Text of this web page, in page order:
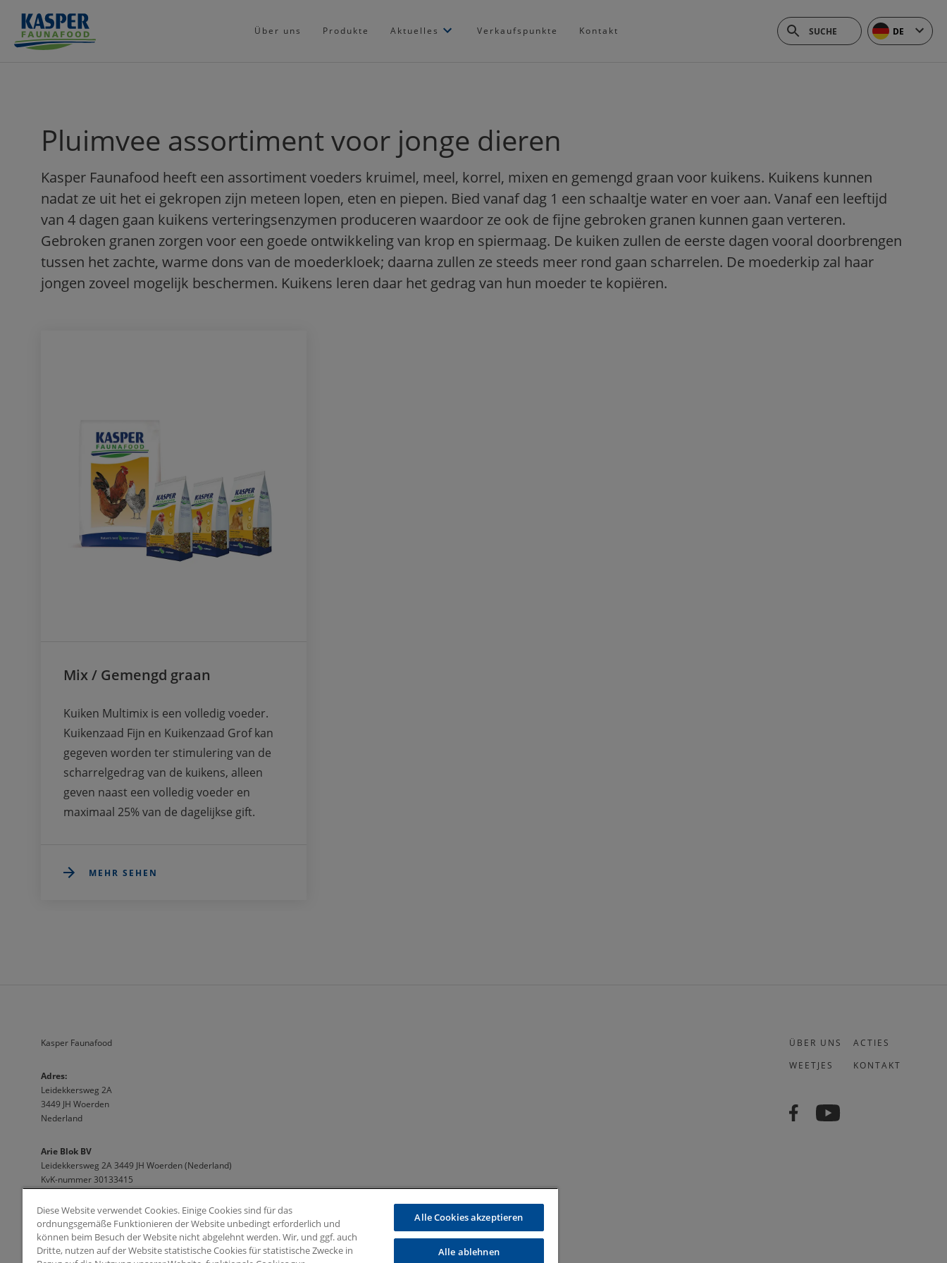
Über uns Produkte Aktuelles Verkaufspunkte Kontakt DE
Pluimvee assortiment voor jonge dieren
Kasper Faunafood heeft een assortiment voeders kruimel, meel, korrel, mixen en gemengd graan voor kuikens. Kuikens kunnen
nadat ze uit het ei gekropen zijn meteen lopen, eten en piepen. Bied vanaf dag 1 een schaaltje water en voer aan. Vanaf een leeftijd
van 4 dagen gaan kuikens verteringsenzymen produceren waardoor ze ook de fijne gebroken granen kunnen gaan verteren.
Gebroken granen zorgen voor een goede ontwikkeling van krop en spiermaag. De kuiken zullen de eerste dagen vooral doorbrengen
tussen het zachte, warme dons van de moederkloek; daarna zullen ze steeds meer rond gaan scharrelen. De moederkip zal haar
jongen zoveel mogelijk beschermen. Kuikens leren daar het gedrag van hun moeder te kopiëren.
Mix / Gemengd graan
Kuiken Multimix is een volledig voeder.
Kuikenzaad Fijn en Kuikenzaad Grof kan
gegeven worden ter stimulering van de
scharrelgedrag van de kuikens, alleen
geven naast een volledig voeder en
maximaal 25% van de dagelijkse gift.
MEHR SEHEN
Kasper Faunafood
Adres:
Leidekkersweg 2A
3449 JH Woerden
Nederland
Arie Blok BV
Leidekkersweg 2A 3449 JH Woerden (Nederland)
KvK-nummer 30133415
ÜBER UNS
WEETJES
ACTIES
KONTAKT
Möchten Sie Tipps und Ratschläge erhalten, die Ihren
Interessen entsprechen? Wir erledigen das gerne für Sie!
Diese Website verwendet Cookies. Einige Cookies sind für das
ordnungsgemäße Funktionieren der Website unbedingt erforderlich und
können beim Besuch der Website nicht abgelehnt werden. Wir, und ggf. auch
Dritte, nutzen auf der Website statistische Cookies für statistische Zwecke in
Alle Cookies akzeptieren
Alle ablehnen